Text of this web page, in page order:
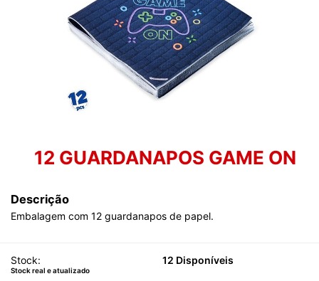
12 GUARDANAPOS GAME ON
Descrição
Embalagem com 12 guardanapos de papel.
Stock: 12 Disponíveis
Stock real e atualizado